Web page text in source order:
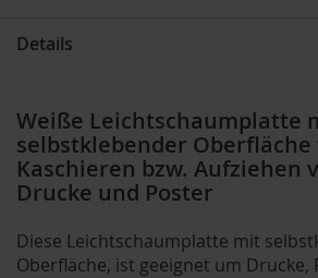
Details
Weiße Leichtschaumplatte
selbstklebender Oberfläche
Kaschieren bzw. Aufziehen
Drucke und Poster
Diese Leichtschaumplatte mit
Oberfläche, ist geeignet um Drucke,